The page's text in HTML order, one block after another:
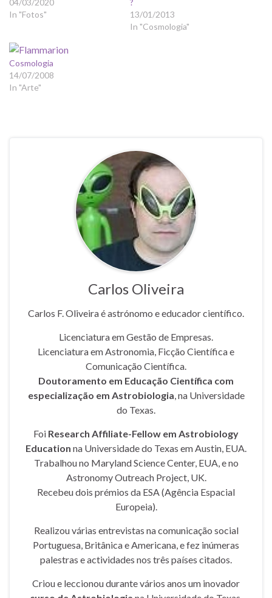
In "Fotos"
13/01/2013
In "Cosmologia"
Cosmologia
14/07/2008
In "Arte"
Carlos Oliveira
Carlos F. Oliveira é astrónomo e educador científico.
Licenciatura em Gestão de Empresas.
Licenciatura em Astronomia, Ficção Científica e
Comunicação Científica.
Doutoramento em Educação Científica com
especialização em Astrobiologia , na Universidade
do Texas.
Foi Research Affiliate-Fellow em Astrobiology
Education na Universidade do Texas em Austin, EUA.
Trabalhou no Maryland Science Center, EUA, e no
Astronomy Outreach Project, UK.
Recebeu dois prémios da ESA (Agência Espacial
Europeia).
Realizou várias entrevistas na comunicação social
Portuguesa, Britânica e Americana, e fez inúmeras
palestras e actividades nos três países citados.
Criou e leccionou durante vários anos um inovador